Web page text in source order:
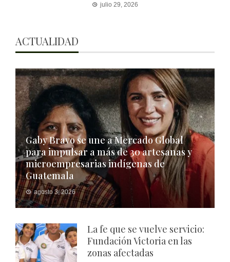
julio 29, 2026
ACTUALIDAD
Gaby Bravo se une a Mercado Global
para impulsar a más de 30 artesanas y
microempresarias indígenas de
Guatemala
agosto 3, 2026
La fe que se vuelve servicio:
Fundación Victoria en las
zonas afectadas